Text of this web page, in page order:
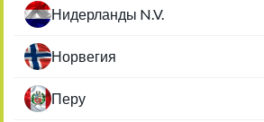
Нидерланды N.V.
Норвегия
Перу